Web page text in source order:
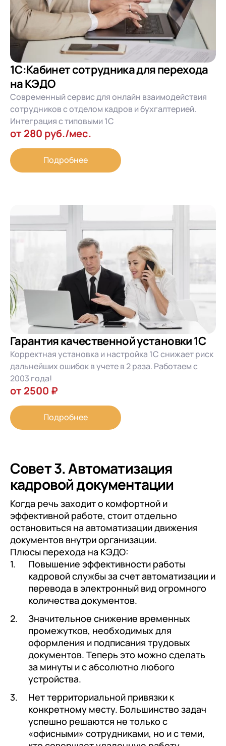
1С:Кабинет сотрудника для перехода
на КЭДО
Современный сервис для онлайн взаимодействия
сотрудников с отделом кадров и бухгалтерией.
Интеграция с типовыми 1С
от 280 руб./мес.
Подробнее
Гарантия качественной установки 1С
Корректная установка и настройка 1С снижает риск
дальнейших ошибок в учете в 2 раза. Работаем с
2003 года!
от 2500 ₽
Подробнее
Совет 3. Автоматизация
кадровой документации
Когда речь заходит о комфортной и
эффективной работе, стоит отдельно
остановиться на автоматизации движения
документов внутри организации.
Плюсы перехода на КЭДО:
Повышение эффективности работы
кадровой службы за счет автоматизации и
перевода в электронный вид огромного
количества документов.
Значительное снижение временных
промежутков, необходимых для
оформления и подписания трудовых
документов. Теперь это можно сделать
за минуты и с абсолютно любого
устройства.
Нет территориальной привязки к
конкретному месту. Большинство задач
успешно решаются не только с
«офисными» сотрудниками, но и с теми,